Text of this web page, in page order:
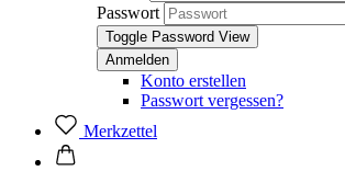
Passwort
Toggle Password View
Konto erstellen
Passwort vergessen?
Merkzettel